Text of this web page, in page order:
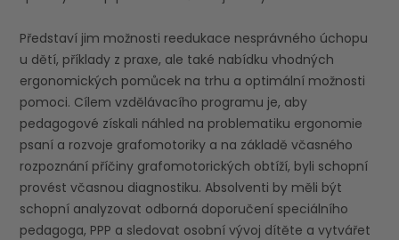
Představí jim možnosti reedukace nesprávného úchopu
u dětí, příklady z praxe, ale také nabídku vhodných
ergonomických pomůcek na trhu a optimální možnosti
pomoci. Cílem vzdělávacího programu je, aby
pedagogové získali náhled na problematiku ergonomie
psaní a rozvoje grafomotoriky a na základě včasného
rozpoznání příčiny grafomotorických obtíží, byli schopní
provést včasnou diagnostiku. Absolventi by měli být
schopní analyzovat odborná doporučení speciálního
pedagoga, PPP a sledovat osobní vývoj dítěte a vytvářet